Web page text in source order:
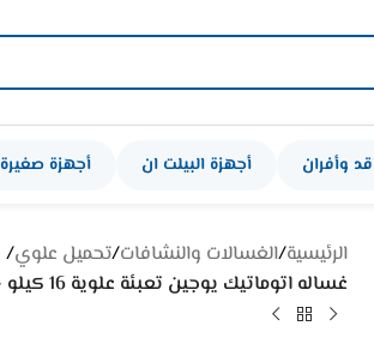
وأفران أجهزة البيلت ان أجهزة صغيرة
الرئيسية/الغسالات والنشافات/تحميل علوي/
غساله اتوماتيك يوجين تعبئة علوية 16 كيلو – أبيض UWMTLN16W